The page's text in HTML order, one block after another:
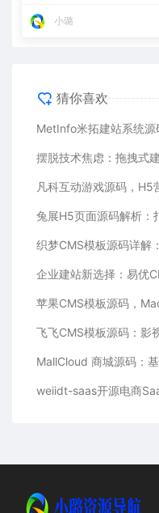
小璐
猜你喜欢